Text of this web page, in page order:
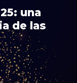
una
de las